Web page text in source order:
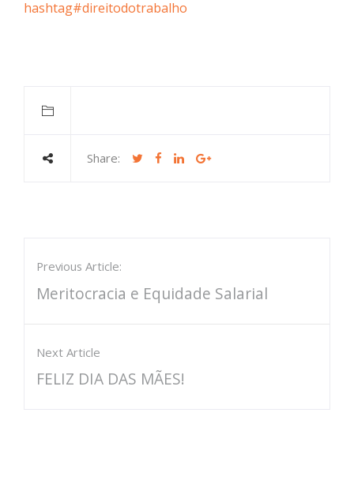
hashtag#direitodotrabalho
Share:
Previous Article:
Meritocracia e Equidade Salarial
Next Article
FELIZ DIA DAS MÃES!